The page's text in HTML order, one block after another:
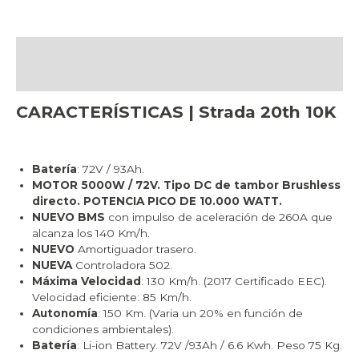
CARACTERÍSTICAS | Strada 20th 10K
Batería: 72V / 93Ah.
MOTOR 5000W / 72V. Tipo DC de tambor Brushless
directo. POTENCIA PICO DE 10.000 WATT.
NUEVO BMS con impulso de aceleración de 260A que
alcanza los 140 Km/h.
NUEVO Amortiguador trasero.
NUEVAControladora 502.
Máxima Velocidad : 130 Km/h. (2017 Certificado EEC).
Velocidad eficiente: 85 Km/h.
Autonomía: 150 Km. (Varia un 20% en función de
condiciones ambientales).
Batería: Li-ion Battery. 72V /93Ah / 6.6 Kwh. Peso 75 Kg.